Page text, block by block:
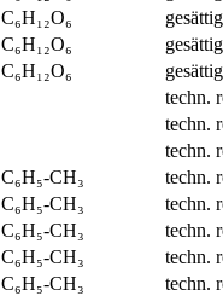
C₆H₁₂O₆
C₆H₁₂O₆
C₆H₁₂O₆
techn.
techn.
techn.
C₆H₅-CH₃
techn.
C₆H₅-CH₃
techn.
C₆H₅-CH₃
techn.
C₆H₅-CH₃
techn.
C₆H₅-CH₃
techn.